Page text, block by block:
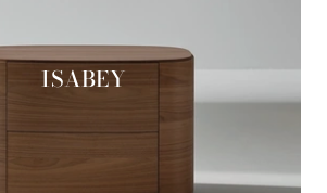
ISABEY